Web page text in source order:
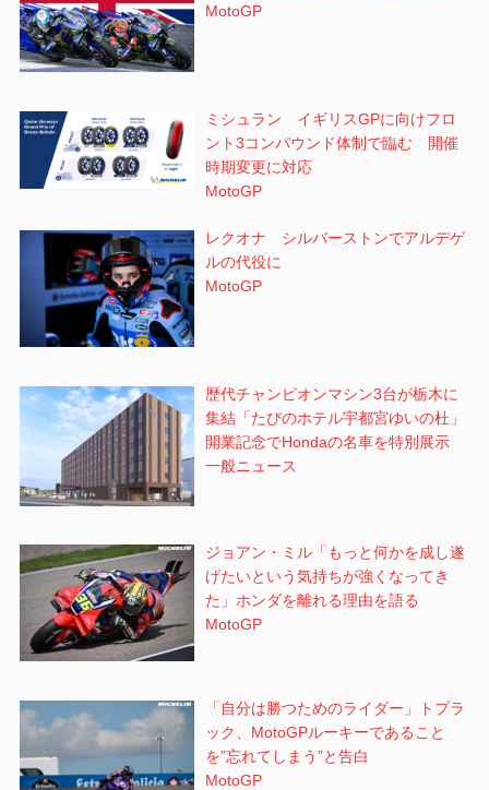
MotoGP
ミシュラン イギリスGPに向けフロ
ント3コンパウンド体制で臨む 開催
時期変更に対応
MotoGP
レクオナ シルバーストンでアルデゲ
ルの代役に
MotoGP
歴代チャンピオンマシン3台が栃木に
集結「たびのホテル宇都宮ゆいの杜」
開業記念でHondaの名車を特別展示
一般ニュース
ジョアン・ミル「もっと何かを成し遂
げたいという気持ちが強くなってき
た」ホンダを離れる理由を語る
MotoGP
「自分は勝つためのライダー」トプラ
ック、MotoGPルーキーであること
を”忘れてしまう”と告白
MotoGP